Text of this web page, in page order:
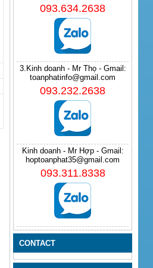
093.634.2638
3.Kinh doanh - Mr Thọ - Gmail:
toanphatinfo@gmail.com
093.232.2638
Kinh doanh - Mr Hợp - Gmail:
hoptoanphat35@gmail.com
093.311.8338
CONTACT